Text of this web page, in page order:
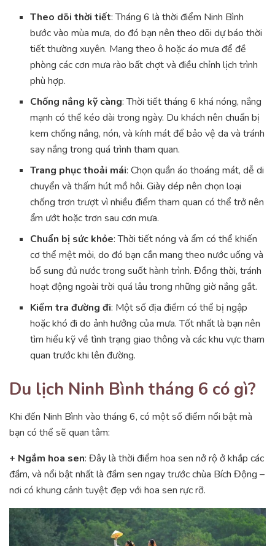
Theo dõi thời tiết: Tháng 6 là thời điểm Ninh Bình
bước vào mùa mưa, do đó bạn nên theo dõi dự báo thời
tiết thường xuyên. Mang theo ô hoặc áo mưa để đề
phòng các cơn mưa rào bất chợt và điều chỉnh lịch trình
phù hợp.
Chống nắng kỹ càng: Thời tiết tháng 6 khá nóng, nắng
mạnh có thể kéo dài trong ngày. Du khách nên chuẩn bị
kem chống nắng, nón, và kính mát để bảo vệ da và tránh
say nắng trong quá trình tham quan.
Trang phục thoải mái: Chọn quần áo thoáng mát, dễ di
chuyển và thấm hút mồ hôi. Giày dép nên chọn loại
chống trơn trượt vì nhiều điểm tham quan có thể trở nên
ẩm ướt hoặc trơn sau cơn mưa.
Chuẩn bị sức khỏe: Thời tiết nóng và ẩm có thể khiến
cơ thể mệt mỏi, do đó bạn cần mang theo nước uống và
bổ sung đủ nước trong suốt hành trình. Đồng thời, tránh
hoạt động ngoài trời quá lâu trong những giờ nắng gắt.
Kiểm tra đường đi: Một số địa điểm có thể bị ngập
hoặc khó đi do ảnh hưởng của mưa. Tốt nhất là bạn nên
tìm hiểu kỹ về tình trạng giao thông và các khu vực tham
quan trước khi lên đường.
Du lịch Ninh Bình tháng 6 có gì?
Khi đến Ninh Bình vào tháng 6, có một số điểm nổi bật mà
bạn có thể sẽ quan tâm:
+ Ngắm hoa sen: Đây là thời điểm hoa sen nở rộ ở khắp các
đầm, và nổi bật nhất là đầm sen ngay trước chùa Bích Động –
nơi có khung cảnh tuyệt đẹp với hoa sen rực rỡ.